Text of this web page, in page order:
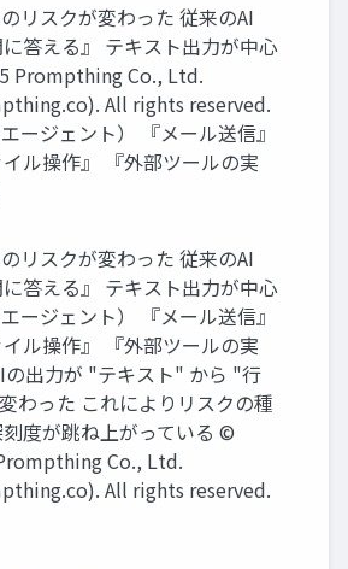
リスクが変わった 従来のAI
に答える』 テキスト出力が中心
Prompthing Co., Ltd.
All rights reserved.
ージェント） 『メール送信』
イル操作』 『外部ツールの実
リスクが変わった 従来のAI
に答える』 テキスト出力が中心
ージェント） 『メール送信』
イル操作』 『外部ツールの実
の出力が "テキスト" から "行
わった これによりリスクの種
度が跳ね上がっている ©
Co., Ltd.
All rights reserved.